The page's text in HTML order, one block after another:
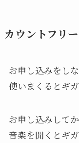
カウントフリ
お申し込みをし
使いまくるとギ
お申し込みして
音楽を聞くとギ